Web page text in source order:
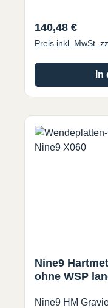
Regulärer Preis:
140,48 €
Preis inkl. MwSt.
Nine9
ohne WSP
Nine9 HM